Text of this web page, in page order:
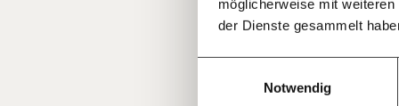
möglicherweise mit
der Dienste gesammelt
Notwendig
Deine Spende absetzen:Fragen und
Die
von